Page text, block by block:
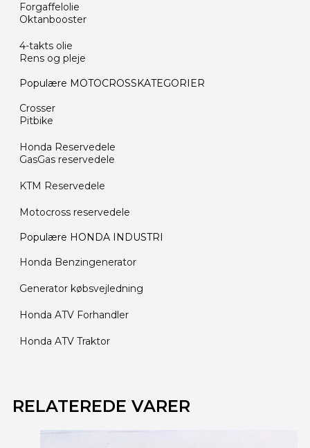
Forgaffelolie
Oktanbooster
4-takts olie
Rens og pleje
Populære MOTOCROSSKATEGORIER
Crosser
Pitbike
Honda Reservedele
GasGas reservedele
KTM Reservedele
Motocross reservedele
Populære HONDA INDUSTRI
Honda Benzingenerator
Generator købsvejledning
Honda ATV Forhandler
Honda ATV Traktor
RELATEREDE VARER